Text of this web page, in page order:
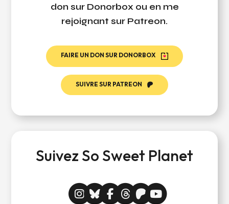
don sur Donorbox ou en me
rejoignant sur Patreon.
FAIRE UN DON SUR DONORBOX
SUIVRE SUR PATREON
Suivez So Sweet Planet